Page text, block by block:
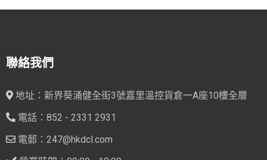
聯絡我們
地址：新界葵涌健全街3號嘉里溫控貨倉一A座10樓全層
電話：852 - 2331 2931
電郵：247@hkdcl.com